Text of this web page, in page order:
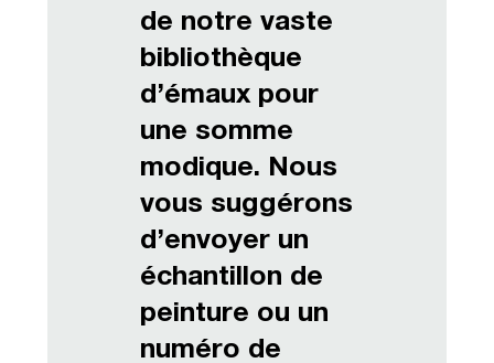
de notre vaste
bibliothèque
d’émaux pour
une somme
modique. Nous
vous suggérons
d’envoyer un
échantillon de
peinture ou un
numéro de